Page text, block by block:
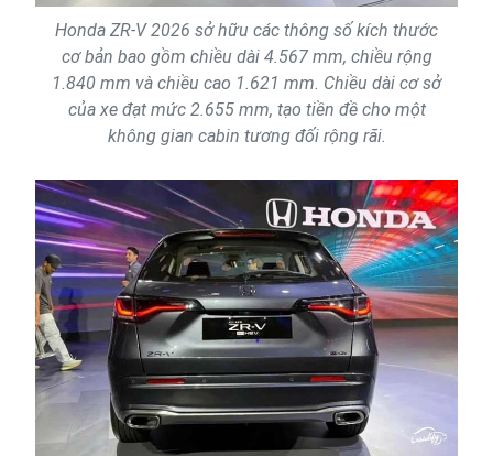
Honda ZR-V 2026 sở hữu các thông số kích thước
cơ bản bao gồm chiều dài 4.567 mm, chiều rộng
1.840 mm và chiều cao 1.621 mm. Chiều dài cơ sở
của xe đạt mức 2.655 mm, tạo tiền đề cho một
không gian cabin tương đối rộng rãi.